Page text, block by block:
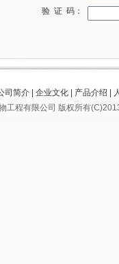
验 证 码：
司简介| 企业文化| 产品介绍
工程有限公司 版权所有